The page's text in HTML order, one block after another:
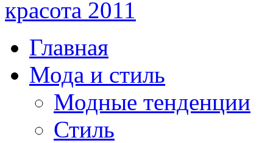
красота 2011
Главная
Мода и стиль
Модные тенденции
Стиль